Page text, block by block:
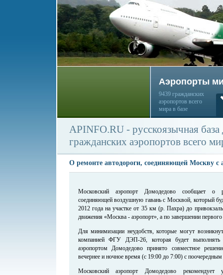
Аэропорты
9439 гражданских
аэропортов всего
мира в базе
APINFO.RU - русскоязычная
гражданских аэропортов всего
О ремонте автодороги, соединяющей Москву с
Московский аэропорт Домодедово сообщает о
соединяющей воздушную гавань с Москвой, который
2012 года на участке от 35 км (р. Пахра) до
движения «Москва - аэропорт», а по завершении
Для минимизации неудобств, которые могут
компанией ФГУ ДЭП-26, которая будет
аэропортом Домодедово принято совместное
вечернее и ночное время (с 19:00 до 7:00) с
Московский аэропорт Домодедово рекомендует